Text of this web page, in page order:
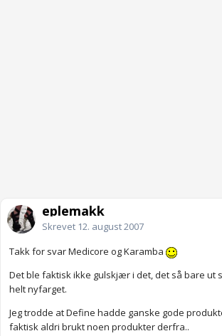
eplemakk
Skrevet 12. august 2007
Takk for svar Medicore og Karamba
Det ble faktisk ikke gulskjær i det, det så bare ut
helt nyfarget.
Jeg trodde at Define hadde ganske gode
faktisk aldri brukt noen produkter derfra..